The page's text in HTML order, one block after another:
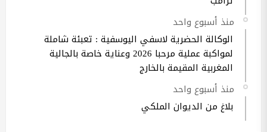
منذ أسبوع واحد
الوكالة الحضرية لاسفي اليوسفية : تعبئة شاملة
لمواكبة عملية مرحبا 2026 وعناية خاصة بالجالية
المغربية المقيمة بالخارج
منذ أسبوع واحد
بلاغ من الديوان الملكي